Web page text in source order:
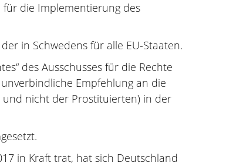
die Implementierung des
in Schwedens für alle EU-Staaten.
des Ausschusses für die Rechte
Empfehlung an die
und nicht der Prostituierten) in der
in Kraft trat, hat sich Deutschland